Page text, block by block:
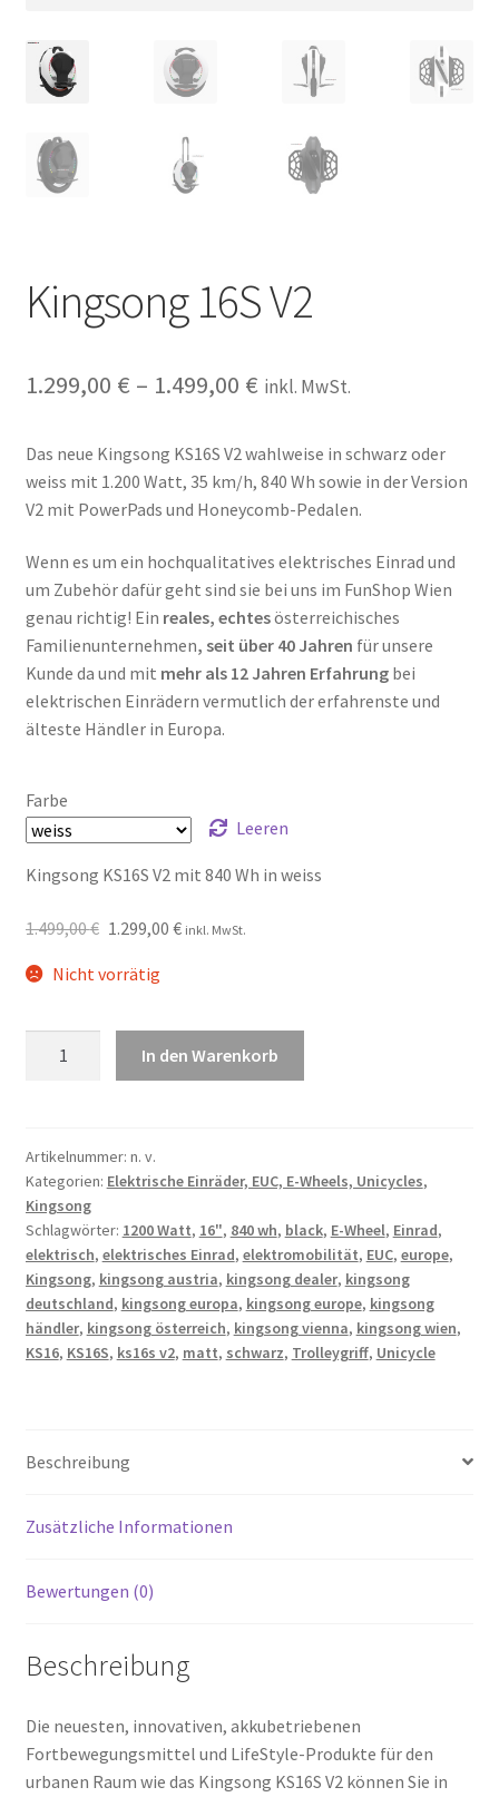
Kingsong 16S V2
1.299,00 € – 1.499,00 € inkl. MwSt.
Das neue Kingsong KS16S V2 wahlweise in schwarz oder
weiss mit 1.200 Watt, 35 km/h, 840 Wh sowie in der Version
V2 mit PowerPads und Honeycomb-Pedalen.
Wenn es um ein hochqualitatives elektrisches Einrad und
um Zubehör dafür geht sind sie bei uns im FunShop Wien
genau richtig! Ein reales, echtesösterreichisches
Familienunternehmen, seit über 40 Jahren für unsere
Kunde da und mit mehr als 12 Jahren Erfahrungbei
elektrischen Einrädern vermutlich der erfahrenste und
älteste Händler in Europa.
Farbe
Leeren
Kingsong KS16S V2 mit 840 Wh in weiss
1.499,00€ 1.299,00 € inkl. MwSt.
Nicht vorrätig
In den Warenkorb
Artikelnummer: n. v.
Kategorien: Elektrische Einräder, EUC, E-Wheels, Unicycles,
Kingsong
Schlagwörter: 1200 Watt, 16", 840 wh, black, E-Wheel, Einrad,
elektrisch, elektrisches Einrad, elektromobilität, EUC, europe,
Kingsong, kingsong austria, kingsong dealer, kingsong
deutschland, kingsong europa, kingsong europe, kingsong
händler, kingsong österreich, kingsong vienna, kingsong wien,
KS16, KS16S, ks16s v2, matt, schwarz, Trolleygriff, Unicycle
Beschreibung
Zusätzliche Informationen
Bewertungen (0)
Beschreibung
Die neuesten, innovativen, akkubetriebenen
Fortbewegungsmittel und LifeStyle-Produkte für den
urbanen Raum wie das Kingsong KS16S V2 können Sie in